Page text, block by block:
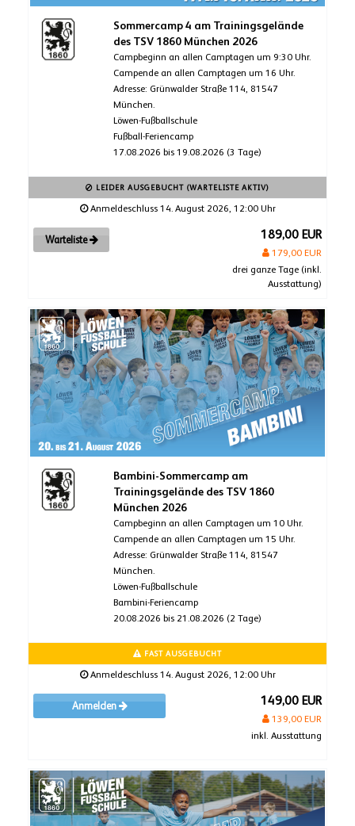
Sommercamp 4 am Trainingsgelände
des TSV 1860 München 2026
Campbeginn an allen Camptagen um 9:30 Uhr.
Campende an allen Camptagen um 16 Uhr.
Adresse: Grünwalder Straße 114, 81547
München.
Löwen-Fußballschule
Fußball-Feriencamp
17.08.2026 bis 19.08.2026 (3 Tage)
LEIDER AUSGEBUCHT (WARTELISTE AKTIV)
Anmeldeschluss 14. August 2026, 12:00 Uhr
Warteliste 189,00 EUR
179,00 EUR
drei ganze Tage (inkl.
Ausstattung)
Bambini-Sommercamp am
Trainingsgelände des TSV 1860
München 2026
Campbeginn an allen Camptagen um 10 Uhr.
Campende an allen Camptagen um 15 Uhr.
Adresse: Grünwalder Straße 114, 81547
München.
Löwen-Fußballschule
Bambini-Feriencamp
20.08.2026 bis 21.08.2026 (2 Tage)
FAST AUSGEBUCHT
Anmeldeschluss 14. August 2026, 12:00 Uhr
Anmelden 149,00 EUR
139,00 EUR
inkl. Ausstattung